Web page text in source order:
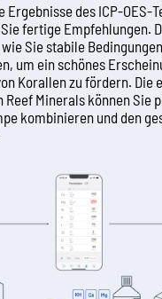
Ergebnisse des ICP-OES-
fertige Empfehlungen.
Sie stabile
um ein schönes
Korallen zu fördern. Die
Reef Minerals können Sie
kombinieren und den